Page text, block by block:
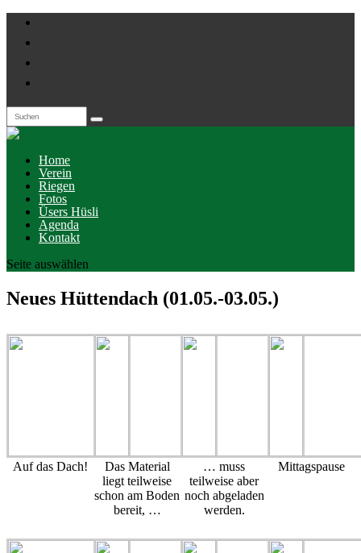
Home
Verein
Riegen
Fotos
Üsers Hüsli
Agenda
Kontakt
Seite auswählen
Neues Hüttendach (01.05.-03.05.)
Auf das Dach!
Das Material
liegt teilweise
schon am Boden
bereit, …
… muss
teilweise aber
noch abgeladen
werden.
Mittagspause